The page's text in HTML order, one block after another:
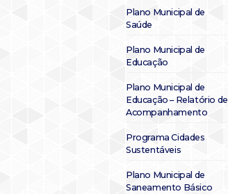
Plano Municipal de
Saúde
Plano Municipal de
Educação
Plano Municipal de
Educação – Relatório de
Acompanhamento
Programa Cidades
Sustentáveis
Plano Municipal de
Saneamento Básico